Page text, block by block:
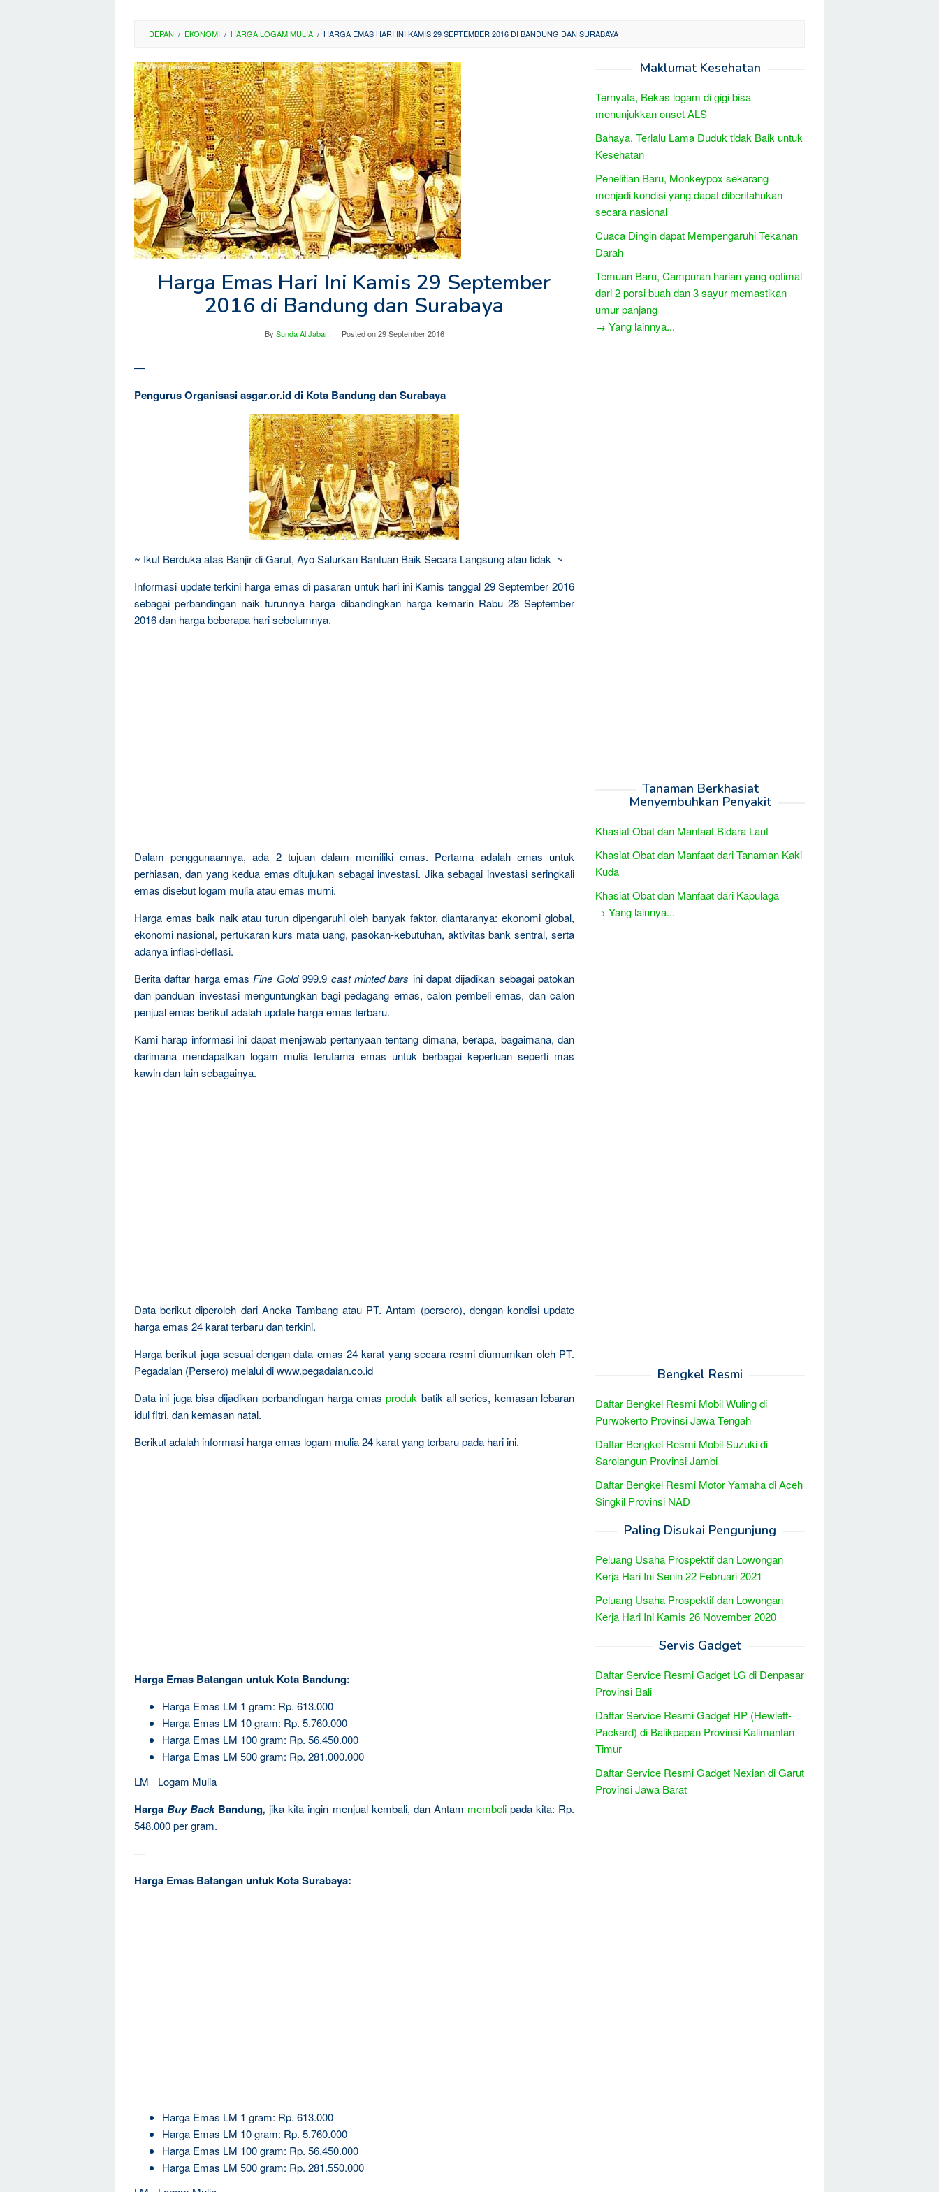
DEPAN / EKONOMI / HARGA LOGAM MULIA / HARGA EMAS HARI INI KAMIS 29 SEPTEMBER 2016 DI BANDUNG DAN SURABAYA
Harga Emas Hari Ini Kamis 29 September
2016 di Bandung dan Surabaya
By Sunda Al Jabar Posted on29 September 2016
—
Pengurus Organisasi asgar.or.id di Kota Bandung dan Surabaya
~ Ikut Berduka atas Banjir di Garut, Ayo Salurkan Bantuan Baik Secara Langsung atau tidak ~
Informasi update terkini harga emas di pasaran untuk hari ini Kamis tanggal 29 September 2016
sebagai perbandingan naik turunnya harga dibandingkan harga kemarin Rabu 28 September
2016 dan harga beberapa hari sebelumnya.
Dalam penggunaannya, ada 2 tujuan dalam memiliki emas. Pertama adalah emas untuk
perhiasan, dan yang kedua emas ditujukan sebagai investasi. Jika sebagai investasi seringkali
emas disebut logam mulia atau emas murni.
Harga emas baik naik atau turun dipengaruhi oleh banyak faktor, diantaranya: ekonomi global,
ekonomi nasional, pertukaran kurs mata uang, pasokan-kebutuhan, aktivitas bank sentral, serta
adanya inflasi-deflasi.
Berita daftar harga emas Fine Gold999.9 cast minted bars ini dapat dijadikan sebagai patokan
dan panduan investasi menguntungkan bagi pedagang emas, calon pembeli emas, dan calon
penjual emas berikut adalah update harga emas terbaru.
Kami harap informasi ini dapat menjawab pertanyaan tentang dimana, berapa, bagaimana, dan
darimana mendapatkan logam mulia terutama emas untuk berbagai keperluan seperti mas
kawin dan lain sebagainya.
Data berikut diperoleh dari Aneka Tambang atau PT. Antam (persero), dengan kondisi update
harga emas 24 karat terbaru dan terkini.
Harga berikut juga sesuai dengan data emas 24 karat yang secara resmi diumumkan oleh PT.
Pegadaian (Persero) melalui di www.pegadaian.co.id
Data ini juga bisa dijadikan perbandingan harga emasproduk batik all series, kemasan lebaran
idul fitri, dan kemasan natal.
Berikut adalah informasi harga emas logam mulia 24 karat yang terbaru pada hari ini.
Harga Emas Batangan untuk Kota Bandung:
Harga Emas LM 1 gram: Rp. 613.000
Harga Emas LM 10 gram: Rp. 5.760.000
Harga Emas LM 100 gram: Rp. 56.450.000
Harga Emas LM 500 gram: Rp. 281.000.000
LM= Logam Mulia
HargaBuy Back Bandung,jika kita ingin menjual kembali, dan Antam membelipada kita: Rp.
548.000 per gram.
—
Harga Emas Batangan untuk Kota Surabaya:
Harga Emas LM 1 gram: Rp. 613.000
Harga Emas LM 10 gram: Rp. 5.760.000
Harga Emas LM 100 gram: Rp. 56.450.000
Harga Emas LM 500 gram: Rp. 281.550.000
Maklumat Kesehatan
Ternyata, Bekas logam di gigi bisa
menunjukkan onset ALS
Bahaya, Terlalu Lama Duduk tidak Baik untuk
Kesehatan
Penelitian Baru, Monkeypox sekarang
menjadi kondisi yang dapat diberitahukan
secara nasional
Cuaca Dingin dapat Mempengaruhi Tekanan
Darah
Temuan Baru, Campuran harian yang optimal
dari 2 porsi buah dan 3 sayur memastikan
umur panjang
→ Yang lainnya...
Tanaman Berkhasiat
Menyembuhkan Penyakit
Khasiat Obat dan Manfaat Bidara Laut
Khasiat Obat dan Manfaat dari Tanaman Kaki
Kuda
Khasiat Obat dan Manfaat dari Kapulaga
→ Yang lainnya...
Bengkel Resmi
Daftar Bengkel Resmi Mobil Wuling di
Purwokerto Provinsi Jawa Tengah
Daftar Bengkel Resmi Mobil Suzuki di
Sarolangun Provinsi Jambi
Daftar Bengkel Resmi Motor Yamaha di Aceh
Singkil Provinsi NAD
Paling Disukai Pengunjung
Peluang Usaha Prospektif dan Lowongan
Kerja Hari Ini Senin 22 Februari 2021
Peluang Usaha Prospektif dan Lowongan
Kerja Hari Ini Kamis 26 November 2020
Servis Gadget
Daftar Service Resmi Gadget LG di Denpasar
Provinsi Bali
Daftar Service Resmi Gadget HP (Hewlett-
Packard) di Balikpapan Provinsi Kalimantan
Timur
Daftar Service Resmi Gadget Nexian di Garut
Provinsi Jawa Barat